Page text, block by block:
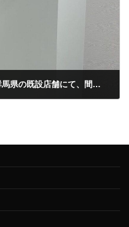
以前図面のみ描かせて頂いた群馬県の既設店舗にて、間仕切り壁及び建具取り付けの工事を頂いたので現地調査に伺いました。 当初図面にはあった間仕切りと建具でしたが、…